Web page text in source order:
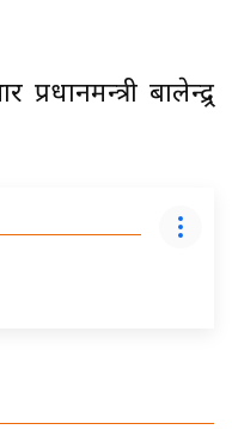
बालेन्द्र्र